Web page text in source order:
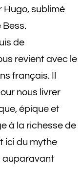
sublimé
Bess.
de
revient avec le
français. Il
nous livrer
épique et
à la richesse de
ici du mythe
auparavant